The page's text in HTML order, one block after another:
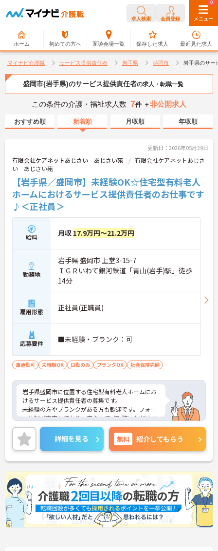
求人検索 会員登録 メニュー
ホーム 初めての方へ 面談会場一覧
0
保存した求人
0
最近見た求人
マイナビ介護職 サービス提供責任者 岩手県 盛岡市 岩手県のサー
盛岡市(岩手県)のサービス提供責任者の求人・転職一覧
この条件の介護・福祉求人数 7件 ＋非公開求人
おすすめ順 新着順 月収順 年収順
更新日：2026年05月29日
有限会社ケアネットあじさい あじさい苑
有限会社ケアネットあじさ
い あじさい苑
【岩手県／盛岡市】未経験OK☆住宅型有料老人
ホームにおけるサービス提供責任者のお仕事です
♪＜正社員＞
給料 月収 17.9万円～21.2万円
勤務地
岩手県 盛岡市 上堂3-15-7
ＩＧＲいわて銀河鉄道「青山(岩手)駅」徒歩
14分
雇用形態 正社員(正職員)
応募要件 ■未経験・ブランク：可
車通勤可 未経験OK 日勤のみ ブランクOK 社会保険完備
岩手県盛岡市に位置する住宅型有料老人ホームにお
けるサービス提供責任者の募集です。
未経験の方やブランクがある方も歓迎です。フォロ
ー体制が充実しており、安心してご勤務いただけま
す。また、マイカー通勤が可能です。通勤が苦にな
りません。
ご興味のある方には、面接対策ポイントなど、さら
に詳細をご案内しますのでお気軽にご相談くださ
い！
詳細を見る 無料 紹介してもらう